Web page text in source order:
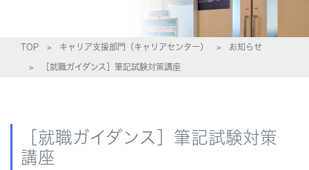
TOP キャリア支援部門（キャリアセンター） お知らせ
［就職ガイダンス］筆記試験対策講座
［就職ガイダンス］筆記試験対策
講座